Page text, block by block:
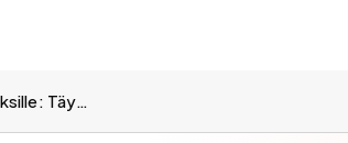
Kasvuhakkerointi SaaS-yrityksille: Täydellinen opas